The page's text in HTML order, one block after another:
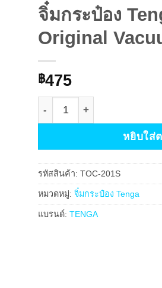
จิ๋มกระป๋อง
Original
฿475
หยิบใส่
รหัสสินค้า: TOC-201S
หมวดหมู่: จิ๋มกระป๋อง Tenga
แบรนด์: TENGA